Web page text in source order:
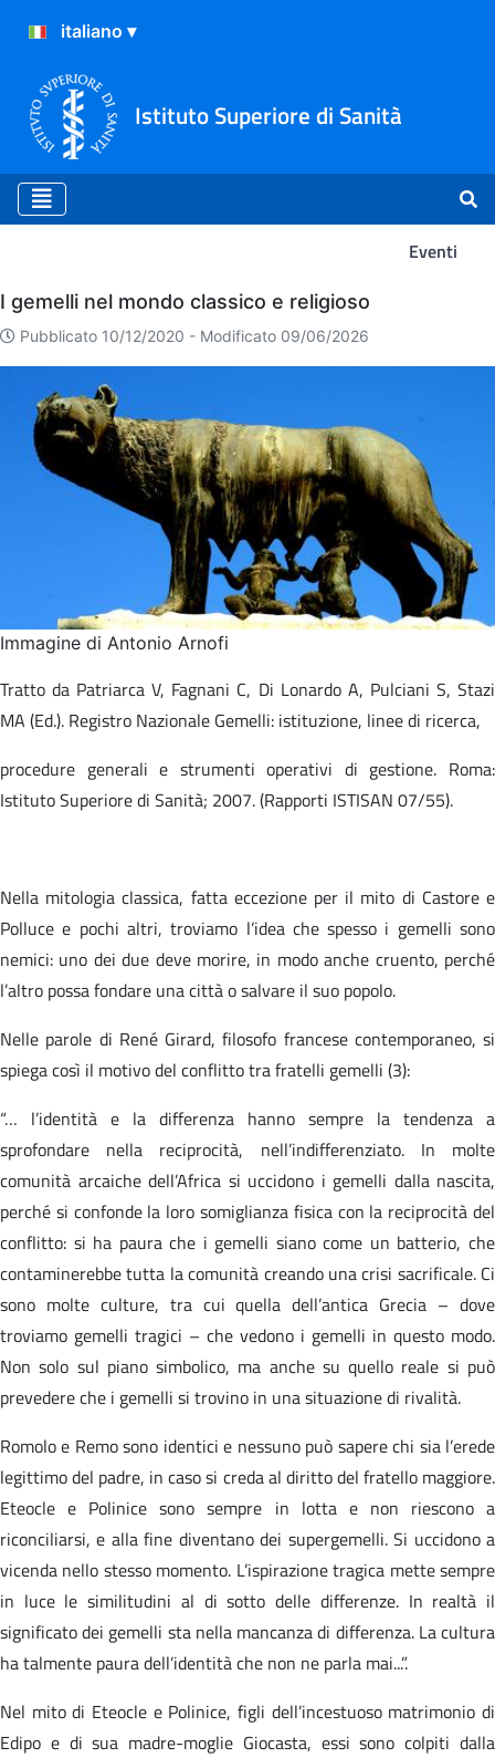
Istituto Superiore di Sanità
Eventi
Eventi
I gemelli nel mondo classico e religioso
Pubblicato 10/12/2020 - Modificato 09/06/2026
Immagine di Antonio Arnofi
Tratto da Patriarca V, Fagnani C, Di Lonardo A, Pulciani S, Stazi
MA (Ed.). Registro Nazionale Gemelli: istituzione, linee di ricerca,​
procedure generali e strumenti operativi di gestione. Roma:
Istituto Superiore di Sanità; 2007. (Rapporti ISTISAN 07/55).​
Nella mitologia classica, fatta eccezione per il mito di Castore e
Polluce e pochi altri, troviamo l’idea che spesso i gemelli sono
nemici: uno dei due deve morire, in modo anche cruento, perché
l’altro possa fondare una città o salvare il suo popolo.
Nelle parole di René Girard, filosofo francese contemporaneo, si
spiega così il motivo del conflitto tra fratelli gemelli (3):
“… l’identità e la differenza hanno sempre la tendenza a
sprofondare nella reciprocità, nell’indifferenziato. In molte
comunità arcaiche dell’Africa si uccidono i gemelli dalla nascita,
perché si confonde la loro somiglianza fisica con la reciprocità del
conflitto: si ha paura che i gemelli siano come un batterio, che
contaminerebbe tutta la comunità creando una crisi sacrificale. Ci
sono molte culture, tra cui quella dell’antica Grecia – dove
troviamo gemelli tragici – che vedono i gemelli in questo modo.
Non solo sul piano simbolico, ma anche su quello reale si può
prevedere che i gemelli si trovino in una situazione di rivalità.
Romolo e Remo sono identici e nessuno può sapere chi sia l’erede
legittimo del padre, in caso si creda al diritto del fratello maggiore.
Eteocle e Polinice sono sempre in lotta e non riescono a
riconciliarsi, e alla fine diventano dei supergemelli. Si uccidono a
vicenda nello stesso momento. L’ispirazione tragica mette sempre
in luce le similitudini al di sotto delle differenze. In realtà il
significato dei gemelli sta nella mancanza di differenza. La cultura
ha talmente paura dell’identità che non ne parla mai...”.
Nel mito di Eteocle e Polinice, figli dell’incestuoso matrimonio di
Edipo e di sua madre-moglie Giocasta, essi sono colpiti dalla